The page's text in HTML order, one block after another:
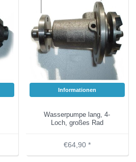
Informationen
Wasserpumpe lang, 4-
Loch, großes Rad
€64,90 *